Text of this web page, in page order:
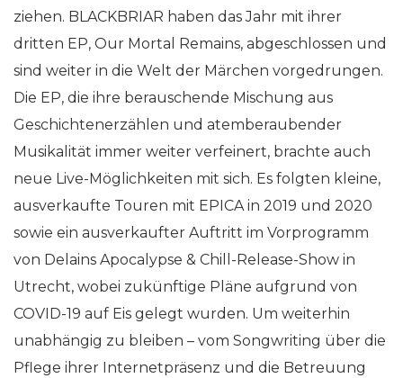
ziehen. BLACKBRIAR haben das Jahr mit ihrer
dritten EP, Our Mortal Remains, abgeschlossen und
sind weiter in die Welt der Märchen vorgedrungen.
Die EP, die ihre berauschende Mischung aus
Geschichtenerzählen und atemberaubender
Musikalität immer weiter verfeinert, brachte auch
neue Live-Möglichkeiten mit sich. Es folgten kleine,
ausverkaufte Touren mit EPICA in 2019 und 2020
sowie ein ausverkaufter Auftritt im Vorprogramm
von Delains Apocalypse & Chill-Release-Show in
Utrecht, wobei zukünftige Pläne aufgrund von
COVID-19 auf Eis gelegt wurden. Um weiterhin
unabhängig zu bleiben – vom Songwriting über die
Pflege ihrer Internetpräsenz und die Betreuung